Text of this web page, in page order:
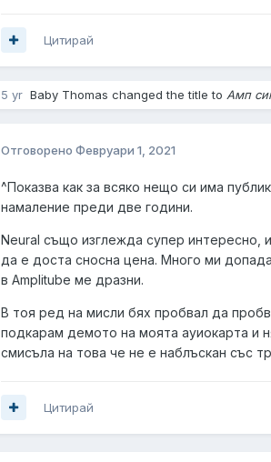
Цитирай
5 yr Baby Thomas changed the title to Амп
Отговорено Февруари 1, 2021
^Показва как за всяко нещо си има
намаление преди две години.
Neural също изглежда супер интересно,
да е доста сносна цена. Много ми
в Amplitube ме дразни.
В тоя ред на мисли бях пробвал да
подкарам демото на моята ауиокарта и
смисъла на това че не е наблъскан със
Цитирай